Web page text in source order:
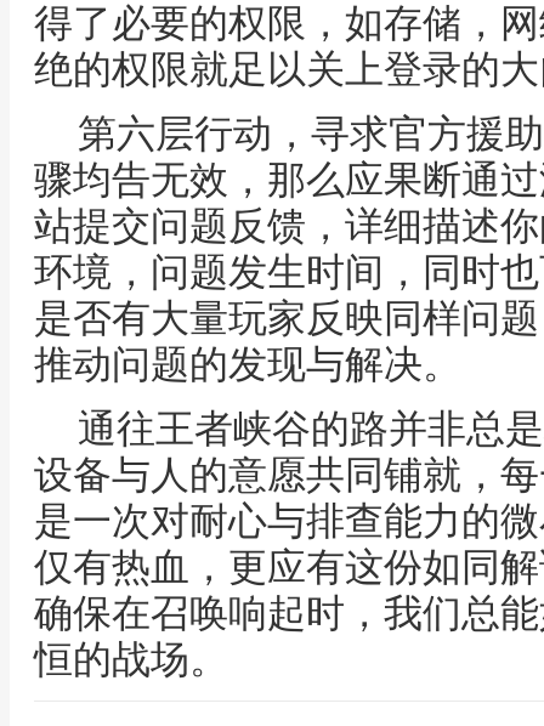
得了必要的权限，如存储，
绝的权限就足以关上登录的
第六层行动，寻求官方援
骤均告无效，那么应果断通
站提交问题反馈，详细描述
环境，问题发生时间，同时
是否有大量玩家反映同样问
推动问题的发现与解决。
通往王者峡谷的路并非总
设备与人的意愿共同铺就，
是一次对耐心与排查能力的
仅有热血，更应有这份如同
确保在召唤响起时，我们总
恒的战场。